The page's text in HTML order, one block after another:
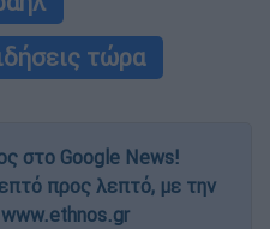
τώρα
στο Google News!
προς λεπτό, με την